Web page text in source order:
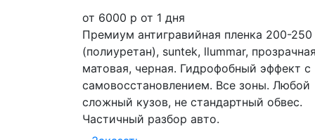
от 6000 р от 1 дня
Премиум антигравийная пленка 200-
(полиуретан), suntek, llummar,
матовая, черная. Гидрофобный эффект с
самовоcстановлением. Все зоны. Любой
сложный кузов, не стандартный обвес.
Частичный разбор авто.